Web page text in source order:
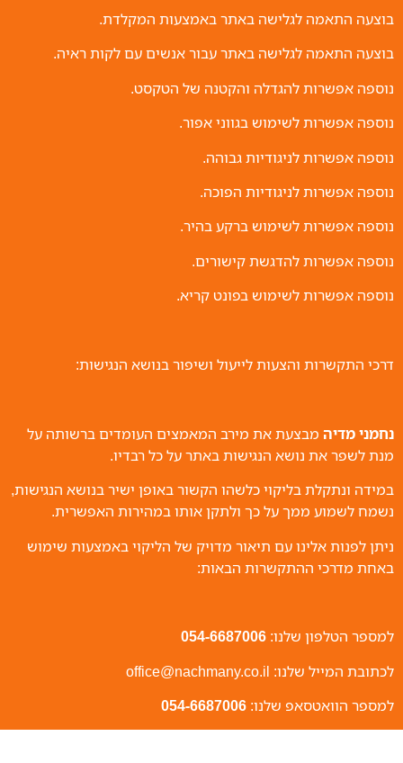
בוצעה התאמה לגלישה באתר באמצעות המקלדת.
בוצעה התאמה לגלישה באתר עבור אנשים עם לקות ראיה.
נוספה אפשרות להגדלה והקטנה של הטקסט.
נוספה אפשרות לשימוש בגווני אפור.
נוספה אפשרות לניגודיות גבוהה.
נוספה אפשרות לניגודיות הפוכה.
נוספה אפשרות לשימוש ברקע בהיר.
נוספה אפשרות להדגשת קישורים.
נוספה אפשרות לשימוש בפונט קריא.
דרכי התקשרות והצעות לייעול ושיפור בנושא הנגישות:
נחמני מדיה מבצעת את מירב המאמצים העומדים ברשותה על
מנת לשפר את נושא הנגישות באתר על כל רבדיו.
במידה ונתקלת בליקוי כלשהו הקשור באופן ישיר בנושא הנגישות,
נשמח לשמוע ממך על כך ולתקן אותו במהירות האפשרית.
ניתן לפנות אלינו עם תיאור מדויק של הליקוי באמצעות שימוש
באחת מדרכי ההתקשרות הבאות:
למספר הטלפון שלנו: 054-6687006
לכתובת המייל שלנו: office@nachmany.co.il
למספר הוואטסאפ שלנו: 054-6687006